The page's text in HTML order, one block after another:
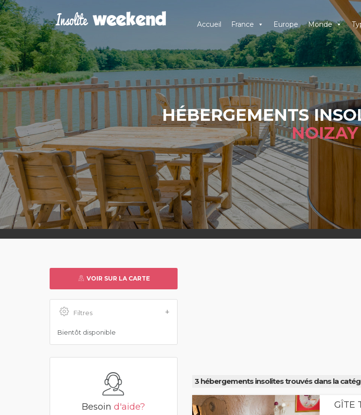
Accueil France Europe Monde
HÉBERGEMENTS
NOIZAY
VOIR SUR LA CARTE
Filtres
Bientôt disponible
Besoind'aide?
3 hébergements insolites trouvés dans la
GÎTE